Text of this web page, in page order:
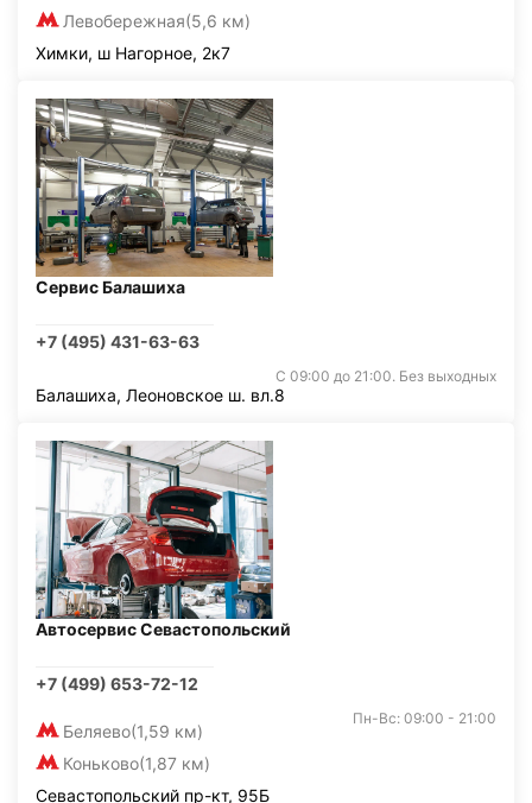
Левобережная(5,6 км)
Химки, ш Нагорное, 2к7
Сервис Балашиха
+7 (495) 431-63-63
С 09:00 до 21:00. Без выходных
Балашиха, Леоновское ш. вл.8
Автосервис Севастопольский
+7 (499) 653-72-12
Беляево(1,59 км)
Коньково(1,87 км)
Пн-Вс: 09:00 - 21:00
Севастопольский пр-кт, 95Б